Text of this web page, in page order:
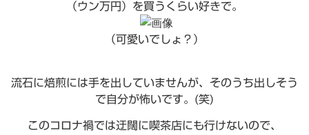
（ウン万円）を買うくらい好きで。
（可愛いでしょ？）
流石に焙煎には手を出していませんが、そのうち出しそう
で自分が怖いです。(笑)
このコロナ禍では迂闊に喫茶店にも行けないので、